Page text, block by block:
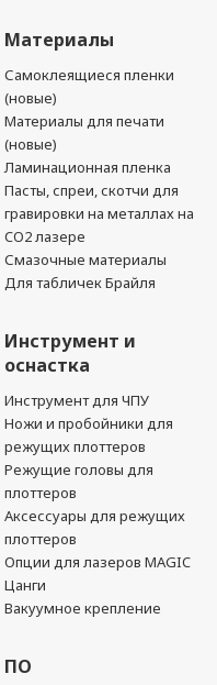
Материалы
Самоклеящиеся пленки
(новые)
Материалы для печати
(новые)
Ламинационная пленка
Пасты, спреи, скотчи для
гравировки на металлах на
CO2 лазере
Смазочные материалы
Для табличек Брайля
Инструмент и
оснастка
Инструмент для ЧПУ
Ножи и пробойники для
режущих плоттеров
Режущие головы для
плоттеров
Аксессуары для режущих
плоттеров
Опции для лазеров MAGIC
Цанги
Вакуумное крепление
ПО